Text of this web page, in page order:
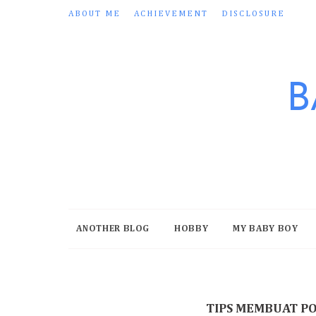
ABOUT ME ACHIEVEMENT DISCLOSURE
ANOTHER BLOG HOBBY MY BABY BOY
TIPS MEMBUAT